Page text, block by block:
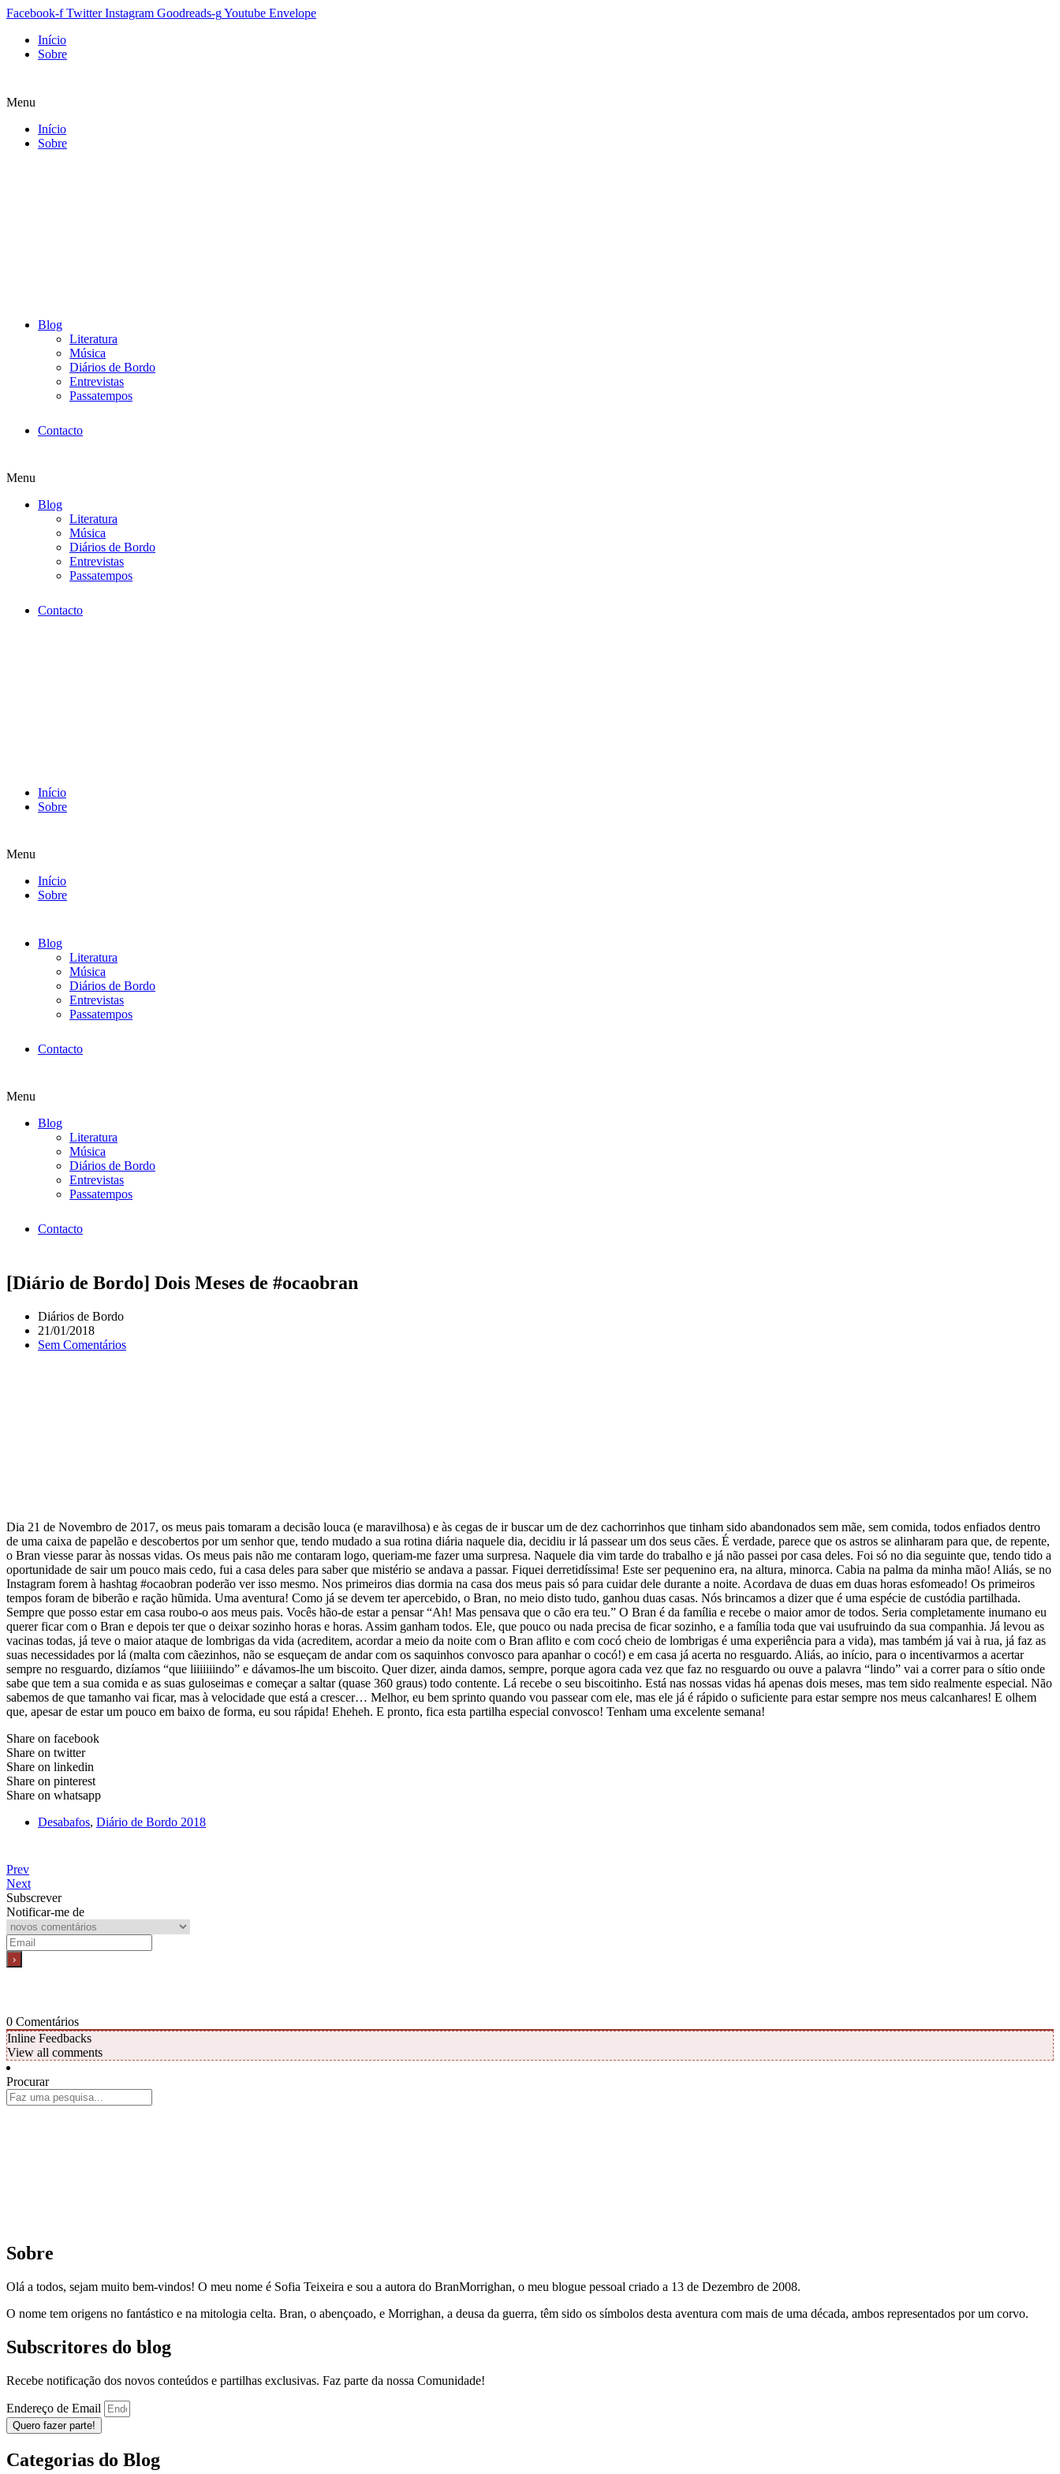
Facebook-f Twitter Instagram Goodreads-gYoutube Envelope
Início
Sobre
Menu
Início
Sobre
Blog
Literatura
Música
Diários de Bordo
Entrevistas
Passatempos
Contacto
Menu
Blog
Literatura
Música
Diários de Bordo
Entrevistas
Passatempos
Contacto
Início
Sobre
Menu
Início
Sobre
Blog
Literatura
Música
Diários de Bordo
Entrevistas
Passatempos
Contacto
Menu
Blog
Literatura
Música
Diários de Bordo
Entrevistas
Passatempos
Contacto
[Diário de Bordo] Dois Meses de #ocaobran
Diários de Bordo
21/01/2018
Sem Comentários
Dia 21 de Novembro de 2017, os meus pais tomaram a decisão louca (e maravilhosa) e às cegas de ir buscar um de dez cachorrinhos que tinham sido abandonados sem mãe, sem comida, todos enfiados dentro
de uma caixa de papelão e descobertos por um senhor que, tendo mudado a sua rotina diária naquele dia, decidiu ir lá passear um dos seus cães. É verdade, parece que os astros se alinharam para que, de repente,
o Bran viesse parar às nossas vidas. Os meus pais não me contaram logo, queriam-me fazer uma surpresa. Naquele dia vim tarde do trabalho e já não passei por casa deles. Foi só no dia seguinte que, tendo tido a
oportunidade de sair um pouco mais cedo, fui a casa deles para saber que mistério se andava a passar. Fiquei derretidíssima! Este ser pequenino era, na altura, minorca. Cabia na palma da minha mão! Aliás, se no
Instagram forem à hashtag #ocaobran poderão ver isso mesmo. Nos primeiros dias dormia na casa dos meus pais só para cuidar dele durante a noite. Acordava de duas em duas horas esfomeado! Os primeiros
tempos foram de biberão e ração hũmida. Uma aventura! Como já se devem ter apercebido, o Bran, no meio disto tudo, ganhou duas casas. Nós brincamos a dizer que é uma espécie de custódia partilhada.
Sempre que posso estar em casa roubo-o aos meus pais. Vocês hão-de estar a pensar “Ah! Mas pensava que o cão era teu.” O Bran é da família e recebe o maior amor de todos. Seria completamente inumano eu
querer ficar com o Bran e depois ter que o deixar sozinho horas e horas. Assim ganham todos. Ele, que pouco ou nada precisa de ficar sozinho, e a família toda que vai usufruindo da sua companhia. Já levou as
vacinas todas, já teve o maior ataque de lombrigas da vida (acreditem, acordar a meio da noite com o Bran aflito e com cocó cheio de lombrigas é uma experiência para a vida), mas também já vai à rua, já faz as
suas necessidades por lá (malta com cãezinhos, não se esqueçam de andar com os saquinhos convosco para apanhar o cocó!) e em casa já acerta no resguardo. Aliás, ao início, para o incentivarmos a acertar
sempre no resguardo, dizíamos “que liiiiiiindo” e dávamos-lhe um biscoito. Quer dizer, ainda damos, sempre, porque agora cada vez que faz no resguardo ou ouve a palavra “lindo” vai a correr para o sítio onde
sabe que tem a sua comida e as suas guloseimas e começar a saltar (quase 360 graus) todo contente. Lá recebe o seu biscoitinho. Está nas nossas vidas há apenas dois meses, mas tem sido realmente especial. Não
sabemos de que tamanho vai ficar, mas à velocidade que está a crescer… Melhor, eu bem sprinto quando vou passear com ele, mas ele já é rápido o suficiente para estar sempre nos meus calcanhares! E olhem
que, apesar de estar um pouco em baixo de forma, eu sou rápida! Eheheh. E pronto, fica esta partilha especial convosco! Tenham uma excelente semana!
Share on facebook
Share on twitter
Share on linkedin
Share on pinterest
Share on whatsapp
Desabafos, Diário de Bordo 2018
Prev
Next
Subscrever
Notificar-me de
0 Comentários
Inline Feedbacks
View all comments
Procurar
Sobre
Olá a todos, sejam muito bem-vindos! O meu nome é Sofia Teixeira e sou a autora do BranMorrighan, o meu blogue pessoal criado a 13 de Dezembro de 2008.
O nome tem origens no fantástico e na mitologia celta. Bran, o abençoado, e Morrighan, a deusa da guerra, têm sido os símbolos desta aventura com mais de uma década, ambos representados por um corvo.
Subscritores do blog
Recebe notificação dos novos conteúdos e partilhas exclusivas. Faz parte da nossa Comunidade!
Endereço de Email
Quero fazer parte!
Categorias do Blog